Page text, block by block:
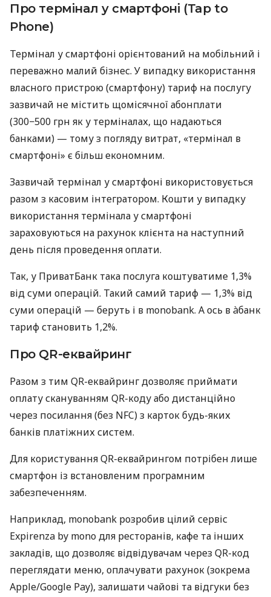
Про термінал у смартфоні (Tap to
Phone)
Термінал у смартфоні орієнтований на мобільний і
переважно малий бізнес. У випадку використання
власного пристрою (смартфону) тариф на послугу
зазвичай не містить щомісячної абонплати
(300−500 грн як у терміналах, що надаються
банками) — тому з погляду витрат, «термінал в
смартфоні» є більш економним.
Зазвичай термінал у смартфоні використовується
разом з касовим інтегратором. Кошти у випадку
використання термінала у смартфоні
зараховуються на рахунок клієнта на наступний
день після проведення оплати.
Так, у ПриватБанк така послуга коштуватиме 1,3%
від суми операцій. Такий самий тариф — 1,3% від
суми операцій — беруть і в monobank. А ось в àбанк
тариф становить 1,2%.
Про QR-еквайринг
Разом з тим QR-еквайринг дозволяє приймати
оплату скануванням QR-коду або дистанційно
через посилання (без NFC) з карток будь-яких
банків платіжних систем.
Для користування QR-еквайрингом потрібен лише
смартфон із встановленим програмним
забезпеченням.
Наприклад, monobank розробив цілий сервіс
Expirenza by mono для ресторанів, кафе та інших
закладів, що дозволяє відвідувачам через QR-код
переглядати меню, оплачувати рахунок (зокрема
Apple/Google Pay), залишати чайові та відгуки без